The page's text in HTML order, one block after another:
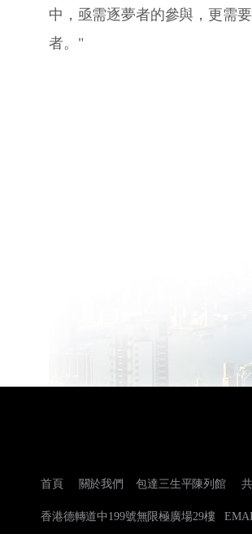
中，亟需逐夢者的參與，更需
者。"
首頁 關於我們 包達三生平陳列館
香港德轉道中199號無限極廣場29樓